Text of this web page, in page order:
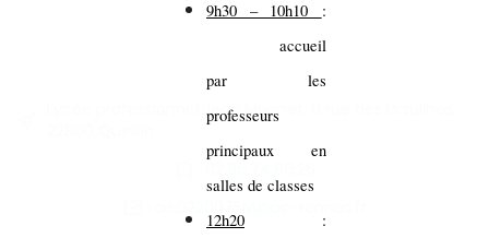
9h30 – 10h10 :
accueil
par les
professeurs
principaux en
salles de classes
12h20 :
Lycée professionnel Jean Monnet, 9 rue des Ursulines,